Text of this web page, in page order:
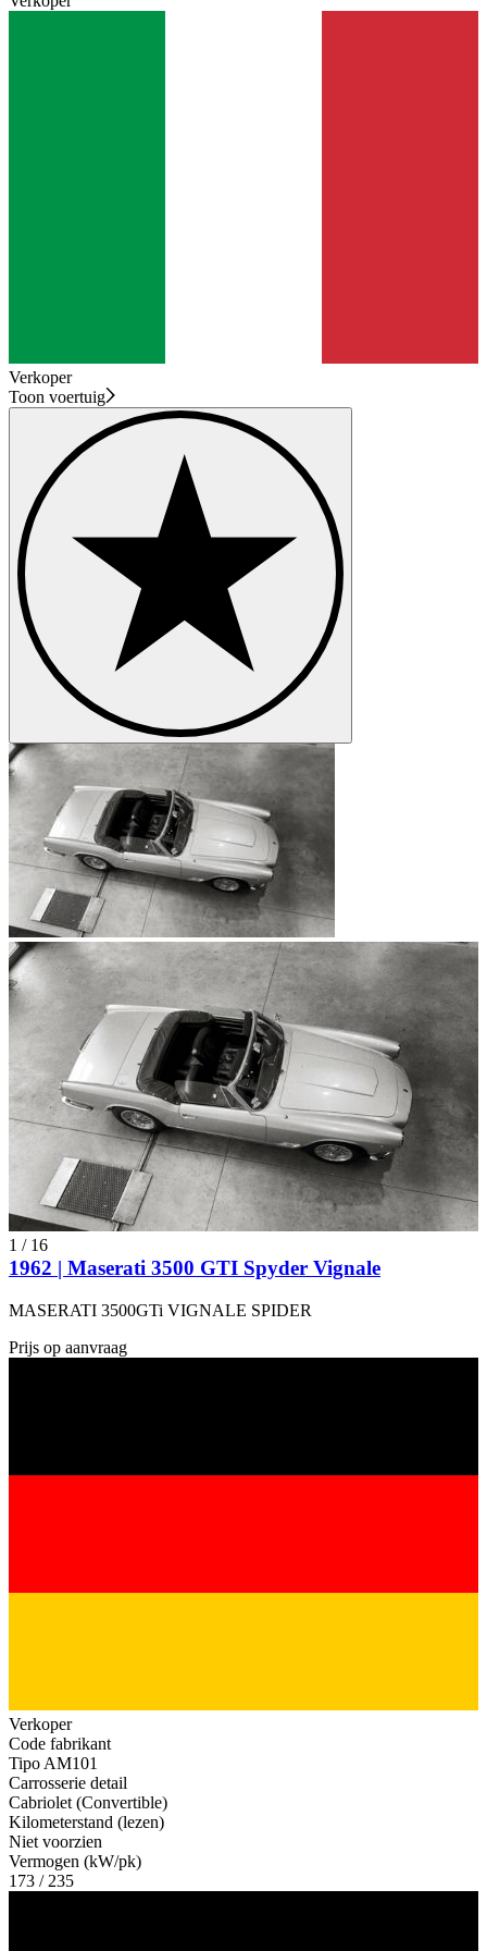
Verkoper
Toon voertuig
1 / 16
1962 | Maserati 3500 GTI Spyder Vignale
MASERATI 3500GTi VIGNALE SPIDER
Prijs op aanvraag
Verkoper
Code fabrikant
Tipo AM101
Carrosserie detail
Cabriolet (Convertible)
Kilometerstand (lezen)
Niet voorzien
Vermogen (kW/pk)
173 / 235